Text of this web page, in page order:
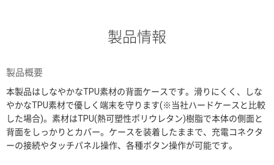
製品情報
製品概要
本製品はしなやかなTPU素材の背面ケースです。滑りにくく、しな
やかなTPU素材で優しく端末を守ります(※当社ハードケースと比較
した場合)。素材はTPU(熱可塑性ポリウレタン)樹脂で本体の側面と
背面をしっかりとカバー。ケースを装着したままで、充電コネクタ
ーの接続やタッチパネル操作、各種ボタン操作が可能です。